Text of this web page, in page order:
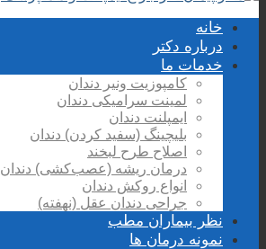
خانه
درباره دکتر
خدمات ما
کامپوزیت ونیر دندان
لمینت سرامیکی دندان
ایمپلنت دندان
بلیچینگ (سفید کردن) دندان
اصلاح طرح لبخند
درمان ریشه (عصب‌کشی) دندان
انواع روکش دندان
جراحی دندان عقل (نهفته)
نظر بیماران مطب
نمونه درمان ها